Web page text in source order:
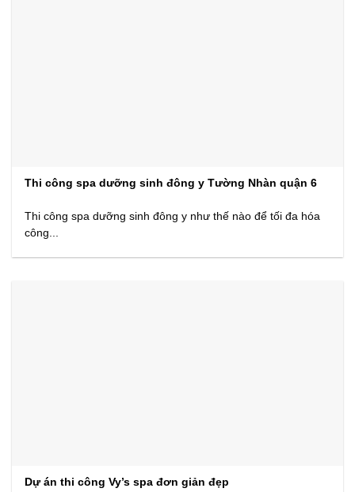
Thi công spa dưỡng sinh đông y Tường Nhàn quận 6
Thi công spa dưỡng sinh đông y như thế nào để tối đa hóa
công...
Dự án thi công Vy’s spa đơn giản đẹp